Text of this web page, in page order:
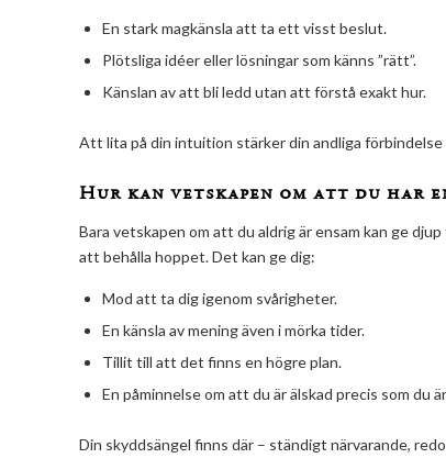
En stark magkänsla att ta ett visst beslut.
Plötsliga idéer eller lösningar som känns ”rätt”.
Känslan av att bli ledd utan att förstå exakt hur.
Att lita på din intuition stärker din andliga
Hur kan vetskapen om att du har
Bara vetskapen om att du aldrig är ensam kan ge
att behålla hoppet. Det kan ge dig:
Mod att ta dig igenom svårigheter.
En känsla av mening även i mörka tider.
Tillit till att det finns en högre plan.
En påminnelse om att du är älskad precis som du
Din skyddsängel finns där – ständigt närvarande,